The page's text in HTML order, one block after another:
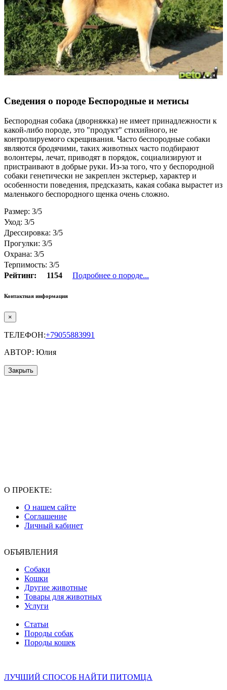
Сведения о породе Бeспородные и метисы
Беспородная собака (дворняжка) не имеет принадлежности к
какой-либо породе, это "продукт" стихийного, не
контролируемого скрещивания. Часто беспородные собаки
являются бродячими, таких животных часто подбирают
волонтеры, лечат, приводят в порядок, социализируют и
пристраивают в добрые руки. Из-за того, что у беспородной
собаки генетически не закреплен экстерьер, характер и
особенности поведения, предсказать, какая собака вырастет из
маленького беспородного щенка очень сложно.
Размер: 3/5
Уход: 3/5
Дрессировка: 3/5
Прогулки: 3/5
Охрана: 3/5
Терпимость: 3/5
Рейтинг:
1154 Подробнее о породе...
Контактная информация
×
ТЕЛЕФОН:+79055883991
АВТОР: Юлия
Закрыть
О ПРОЕКТЕ:
О нашем сайте
Соглашение
Личный кабинет
ОБЪЯВЛЕНИЯ
Собаки
Кошки
Другие животные
Товары для животных
Услуги
Статьи
Породы собак
Породы кошек
ЛУЧШИЙ СПОСОБ НАЙТИ ПИТОМЦА